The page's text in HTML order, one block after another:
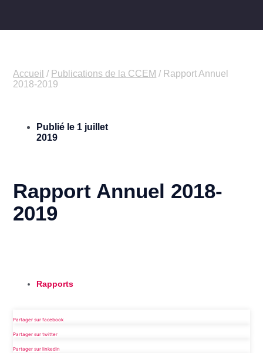
Accueil / Publications de la CCEM / Rapport Annuel
2018-2019
Publié le 1 juillet
2019
Rapport Annuel 2018-
2019
Rapports
Partager sur facebook
Partager sur twitter
Partager sur linkedin